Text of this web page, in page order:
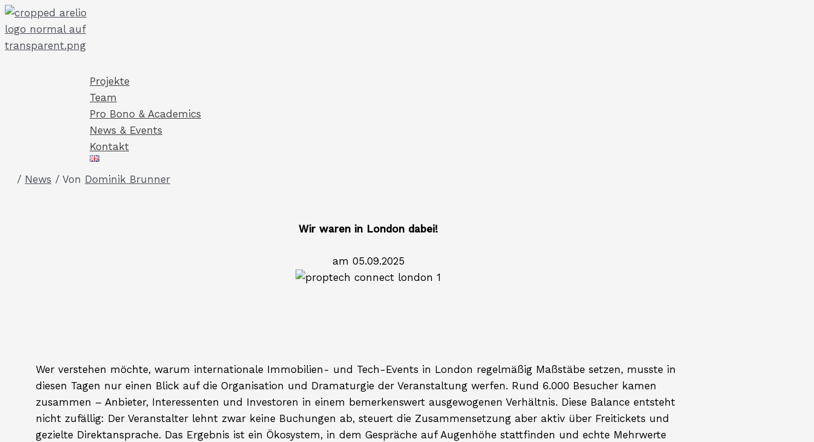
Zum
Inhalt
springen
Projekte
Team
Pro Bono & Academics
News & Events
Kontakt
/ News / Von Dominik Brunner
Wir waren in London dabei!
am 05.09.2025
Wer verstehen möchte, warum internationale Immobilien- und Tech-Events in London regelmäßig Maßstäbe setzen, musste in
diesen Tagen nur einen Blick auf die Organisation und Dramaturgie der Veranstaltung werfen. Rund 6.000 Besucher kamen
zusammen – Anbieter, Interessenten und Investoren in einem bemerkenswert ausgewogenen Verhältnis. Diese Balance entsteht
nicht zufällig: Der Veranstalter lehnt zwar keine Buchungen ab, steuert die Zusammensetzung aber aktiv über Freitickets und
gezielte Direktansprache. Das Ergebnis ist ein Ökosystem, in dem Gespräche auf Augenhöhe stattfinden und echte Mehrwerte